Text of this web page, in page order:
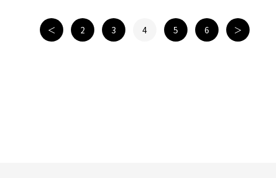
＜ 2 3 4 5 6 ＞